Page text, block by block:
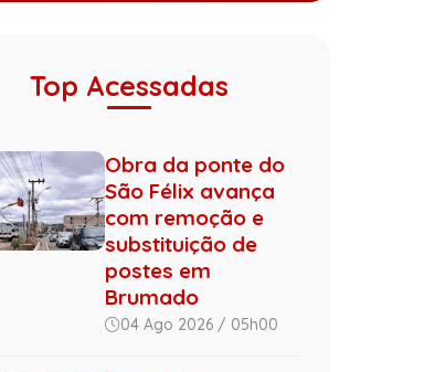
Top Acessadas
Obra da ponte do
São Félix avança
com remoção e
substituição de
postes em
Brumado
04 Ago 2026 / 05h00